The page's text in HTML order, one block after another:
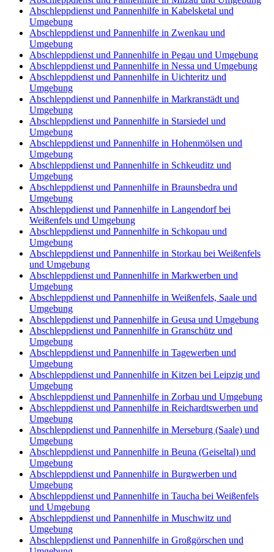
Abschleppdienst und Pannenhilfe in Kabelsketal und
Umgebung
Abschleppdienst und Pannenhilfe in Zwenkau und
Umgebung
Abschleppdienst und Pannenhilfe in Pegau und Umgebung
Abschleppdienst und Pannenhilfe in Nessa und Umgebung
Abschleppdienst und Pannenhilfe in Uichteritz und
Umgebung
Abschleppdienst und Pannenhilfe in Markranstädt und
Umgebung
Abschleppdienst und Pannenhilfe in Starsiedel und
Umgebung
Abschleppdienst und Pannenhilfe in Hohenmölsen und
Umgebung
Abschleppdienst und Pannenhilfe in Schkeuditz und
Umgebung
Abschleppdienst und Pannenhilfe in Braunsbedra und
Umgebung
Abschleppdienst und Pannenhilfe in Langendorf bei
Weißenfels und Umgebung
Abschleppdienst und Pannenhilfe in Schkopau und
Umgebung
Abschleppdienst und Pannenhilfe in Storkau bei Weißenfels
und Umgebung
Abschleppdienst und Pannenhilfe in Markwerben und
Umgebung
Abschleppdienst und Pannenhilfe in Weißenfels, Saale und
Umgebung
Abschleppdienst und Pannenhilfe in Geusa und Umgebung
Abschleppdienst und Pannenhilfe in Granschütz und
Umgebung
Abschleppdienst und Pannenhilfe in Tagewerben und
Umgebung
Abschleppdienst und Pannenhilfe in Kitzen bei Leipzig und
Umgebung
Abschleppdienst und Pannenhilfe in Zorbau und Umgebung
Abschleppdienst und Pannenhilfe in Reichardtswerben und
Umgebung
Abschleppdienst und Pannenhilfe in Merseburg (Saale) und
Umgebung
Abschleppdienst und Pannenhilfe in Beuna (Geiseltal) und
Umgebung
Abschleppdienst und Pannenhilfe in Burgwerben und
Umgebung
Abschleppdienst und Pannenhilfe in Taucha bei Weißenfels
und Umgebung
Abschleppdienst und Pannenhilfe in Muschwitz und
Umgebung
Abschleppdienst und Pannenhilfe in Großgörschen und